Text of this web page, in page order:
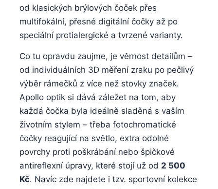
od klasických brýlových čoček přes
multifokální, přesné digitální čočky až po
speciální protialergické a tvrzené varianty.
Co tu opravdu zaujme, je věrnost detailům –
od individuálních 3D měření zraku po pečlivý
výběr rámečků z více než stovky značek.
Apollo optik si dává záležet na tom, aby
každá čočka byla ideálně sladěná s vaším
životním stylem – třeba fotochromatické
čočky reagující na světlo, extra odolné
povrchy proti poškrábání nebo špičkové
antireflexní úpravy, které stojí už od 2 500
Kč. Navíc zde najdete i tzv. sportovní kolekce